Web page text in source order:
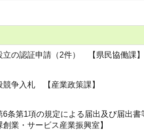
立の認証申請（2件） 【県民協働課】
競争入札 【産業政策課】
6条第1項の規定による届出及び届出
創業・サービス産業振興室】